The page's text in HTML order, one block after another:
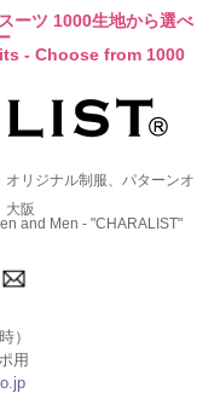
ーツ 1000生地から選べ
- Choose from 1000
リジナル制服、パターンオ
大阪
and Men - "CHARALIST"
）
用